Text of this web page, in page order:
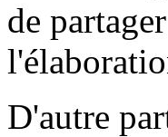
de
D'autre